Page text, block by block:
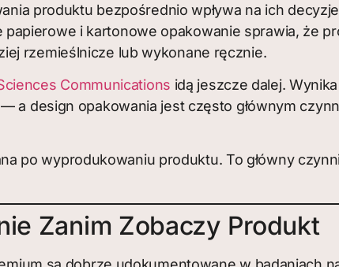
produktu bezpośrednio wpływa na ich
i kartonowe opakowanie sprawia, że
rzemieślnicze lub wykonane ręcznie.
Communications idą jeszcze dalej.
a design opakowania jest często głównym
po wyprodukowaniu produktu. To główny
Zanim Zobaczy Produkt